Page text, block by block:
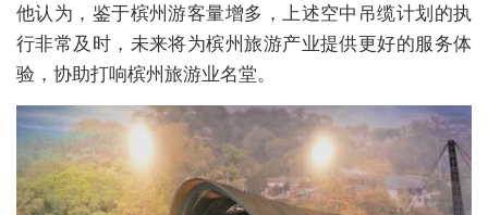
他认为，鉴于槟州游客量增多，上述空中吊缆计划的执
行非常及时，未来将为槟州旅游产业提供更好的服务体
验，协助打响槟州旅游业名堂。